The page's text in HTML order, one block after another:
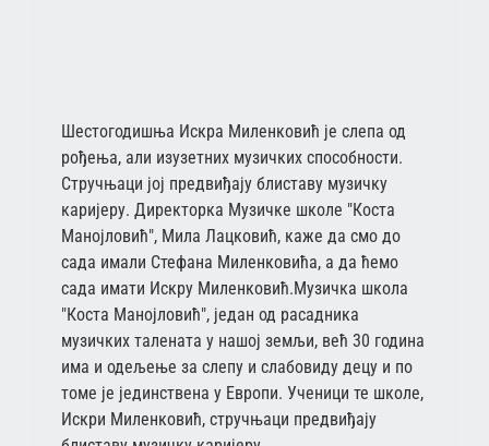
Шестогодишња Искра Миленковић је слепа од
рођења, али изузетних музичких способности.
Стручњаци јој предвиђају блиставу музичку
каријеру. Директорка Музичке школе "Коста
Манојловић", Мила Лацковић, каже да смо до
сада имали Стефана Миленковића, а да ћемо
сада имати Искру Миленковић.Музичка школа
"Коста Манојловић", један од расадника
музичких талената у нашој земљи, већ 30 година
има и одељење за слепу и слабовиду децу и по
томе је јединствена у Европи. Ученици те школе,
Искри Миленковић, стручњаци предвиђају